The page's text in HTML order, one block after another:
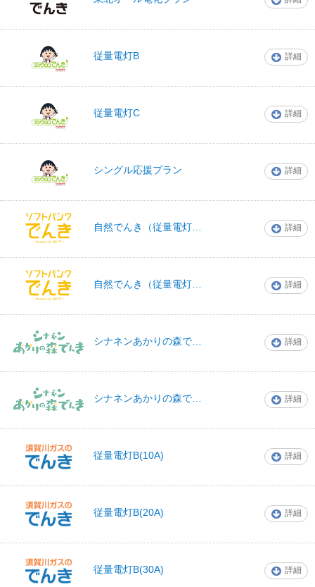
ミツウロコでんき 従量電灯B 詳細
ミツウロコでんき 従量電灯C 詳細
ミツウロコでんき シングル応援プラン 詳細
ソフトバンクでん
詳細
ソフトバンクでん
詳細
シナネンあかりの
森でんき
詳細
シナネンあかりの
森でんき
詳細
須賀川瓦斯株式会
従量電灯B(10A) 詳細
須賀川瓦斯株式会
従量電灯B(20A) 詳細
須賀川瓦斯株式会
従量電灯B(30A) 詳細